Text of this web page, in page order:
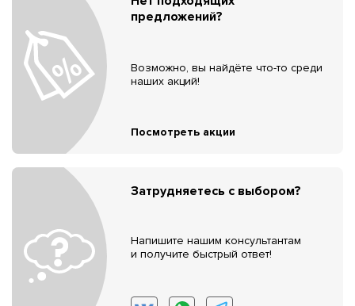
предложений?
Возможно, вы найдёте что-то среди
наших акций!
Посмотреть акции
Затрудняетесь с выбором?
Напишите нашим консультантам
и получите быстрый ответ!